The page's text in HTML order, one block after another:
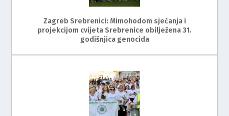
Zagreb Srebrenici: Mimohodom sjećanja i
projekcijom cvijeta Srebrenice obilježena 31.
godišnjica genocida